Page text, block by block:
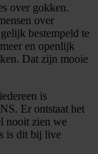
over gokken.
over
bestempeld te
en openlijk
Dat zijn mooie
is
Er ontstaat het
nooit zien we
is dit bij live